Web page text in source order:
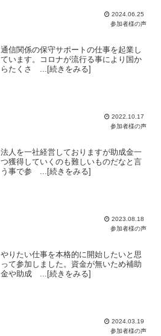
2024.06.25
参加者様の声
通信関係の保守サポートの仕事を起業し
ています。コロナが流行る事により国か
らたくさ ...[続きをみる]
2022.10.17
参加者様の声
法人を一社経営しておりますが助成金一
つ獲得していくのも難しいものだなと言
う事で参 ...[続きをみる]
2023.08.18
参加者様の声
やりたい仕事を本格的に開始したいと思
って参加しました。資金が無いため補助
金や助成 ...[続きをみる]
2024.03.19
参加者様の声